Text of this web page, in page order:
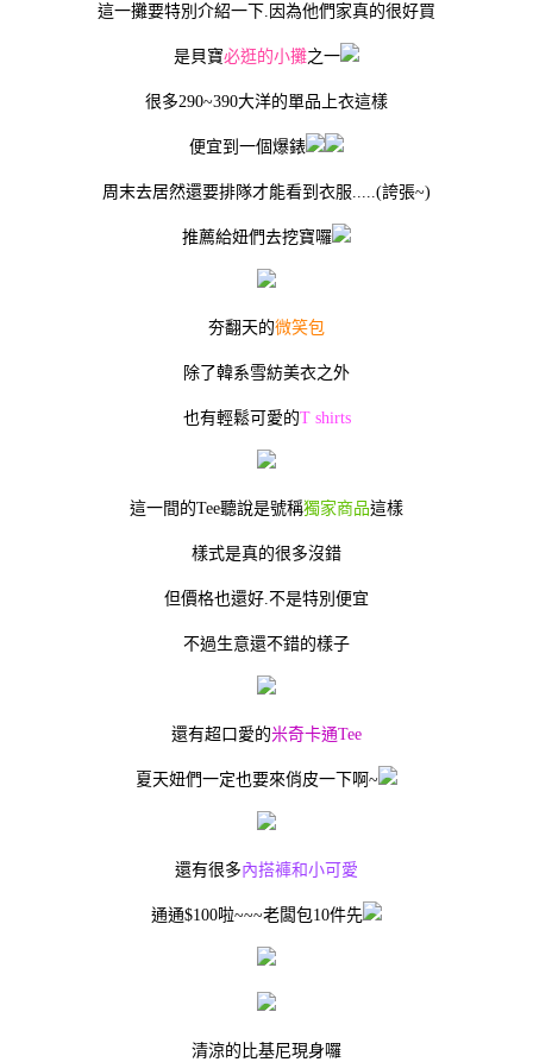
這一攤要特別介紹一下.因為他們家真的很好買
是貝寶必逛的小攤之一
很多290~390大洋的單品上衣這樣
便宜到一個爆錶
周末去居然還要排隊才能看到衣服.....(誇張~)
推薦給妞們去挖寶囉
夯翻天的微笑包
除了韓系雪紡美衣之外
也有輕鬆可愛的T shirts
這一間的Tee聽說是號稱獨家商品這樣
樣式是真的很多沒錯
但價格也還好.不是特別便宜
不過生意還不錯的樣子
還有超口愛的米奇卡通Tee
夏天妞們一定也要來俏皮一下啊~
還有很多內搭褲和小可愛
通通$100啦~~~老闆包10件先
清涼的比基尼現身囉